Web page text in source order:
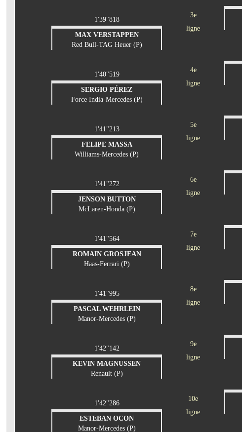
3e
ligne
1'39"818
MAX VERSTAPPEN
Red Bull-TAG Heuer (P)
4e
ligne
1'40"519
SERGIO PÉREZ
Force India-Mercedes (P)
5e
ligne
1'41"213
FELIPE MASSA
Williams-Mercedes (P)
6e
ligne
1'41"272
JENSON BUTTON
McLaren-Honda (P)
7e
ligne
1'41"564
ROMAIN GROSJEAN
Haas-Ferrari (P)
8e
ligne
1'41"995
PASCAL WEHRLEIN
Manor-Mercedes (P)
9e
ligne
1'42"142
KEVIN MAGNUSSEN
Renault (P)
10e
ligne
1'42"286
ESTEBAN OCON
Manor-Mercedes (P)